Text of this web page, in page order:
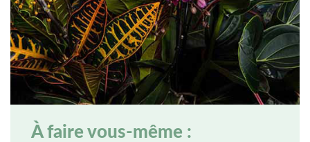
À faire vous-même :